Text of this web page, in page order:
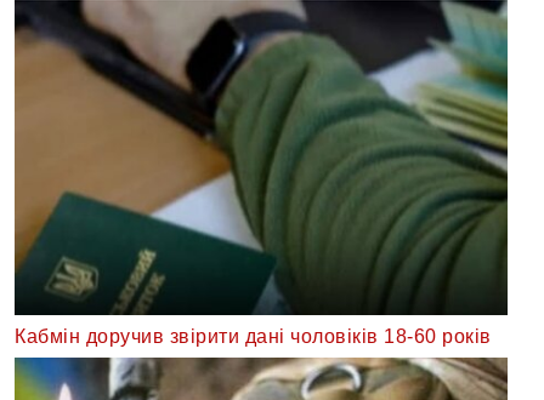
Кабмін доручив звірити дані чоловіків 18-60 років